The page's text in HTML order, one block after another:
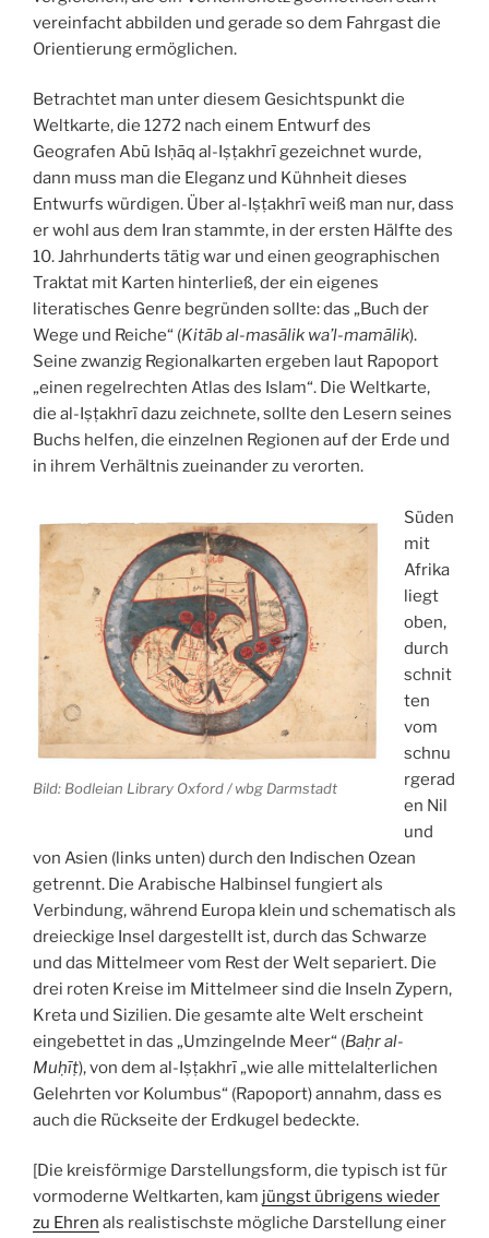
vereinfacht abbilden und gerade so dem Fahrgast die
Orientierung ermöglichen.
Betrachtet man unter diesem Gesichtspunkt die
Weltkarte, die 1272 nach einem Entwurf des
Geografen Abū Isḥāq al-Iṣṭakhrī gezeichnet wurde,
dann muss man die Eleganz und Kühnheit dieses
Entwurfs würdigen. Über al-Iṣṭakhrī weiß man nur, dass
er wohl aus dem Iran stammte, in der ersten Hälfte des
10. Jahrhunderts tätig war und einen geographischen
Traktat mit Karten hinterließ, der ein eigenes
literatisches Genre begründen sollte: das „Buch der
Wege und Reiche“ (Kitāb al-masālik wa’l-mamālik).
Seine zwanzig Regionalkarten ergeben laut Rapoport
„einen regelrechten Atlas des Islam“. Die Weltkarte,
die al-Iṣṭakhrī dazu zeichnete, sollte den Lesern seines
Buchs helfen, die einzelnen Regionen auf der Erde und
in ihrem Verhältnis zueinander zu verorten.
Bild: Bodleian Library Oxford / wbg Darmstadt
Süden
mit
Afrika
liegt
oben,
durch
schnit
ten
vom
schnu
rgerad
en Nil
und
von Asien (links unten) durch den Indischen Ozean
getrennt. Die Arabische Halbinsel fungiert als
Verbindung, während Europa klein und schematisch als
dreieckige Insel dargestellt ist, durch das Schwarze
und das Mittelmeer vom Rest der Welt separiert. Die
drei roten Kreise im Mittelmeer sind die Inseln Zypern,
Kreta und Sizilien. Die gesamte alte Welt erscheint
eingebettet in das „Umzingelnde Meer“ (Baḥr al-
Muḥīṭ), von dem al-Iṣṭakhrī „wie alle mittelalterlichen
Gelehrten vor Kolumbus“ (Rapoport) annahm, dass es
auch die Rückseite der Erdkugel bedeckte.
[Die kreisförmige Darstellungsform, die typisch ist für
vormoderne Weltkarten, kam jüngst übrigens wieder
zu Ehren als realistischste mögliche Darstellung einer